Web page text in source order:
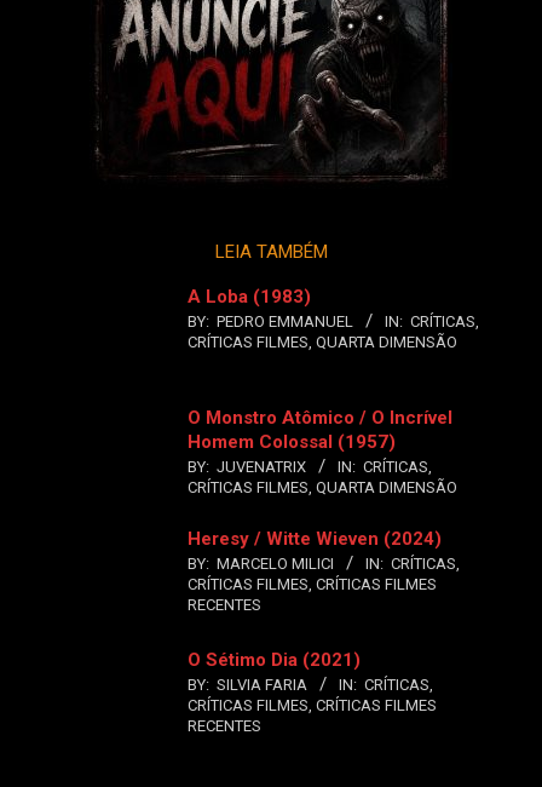
LEIA TAMBÉM
A Loba (1983)
BY: PEDRO EMMANUEL IN: CRÍTICAS
CRÍTICAS FILMES QUARTA DIMENSÃO
O Monstro Atômico / O Incrível
Homem Colossal (1957)
BY: JUVENATRIX IN: CRÍTICAS
CRÍTICAS FILMES QUARTA DIMENSÃO
Heresy / Witte Wieven (2024)
BY: MARCELO MILICI IN: CRÍTICAS
CRÍTICAS FILMES CRÍTICAS FILMES
RECENTES
O Sétimo Dia (2021)
BY: SILVIA FARIA IN: CRÍTICAS
CRÍTICAS FILMES CRÍTICAS FILMES
RECENTES